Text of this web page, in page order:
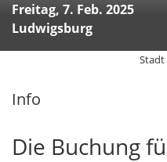
Freitag, 7. Feb. 2025
Ludwigsburg
Stadt
Info
Die Buchung